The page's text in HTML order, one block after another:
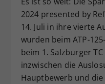
2024 presented by
14. Juli in ihre vierte
wurden beim ATP-
beim 1. Salzburger
inzwischen die
Hauptbewerb und
Zweck
Dieser
zufällig
hat.